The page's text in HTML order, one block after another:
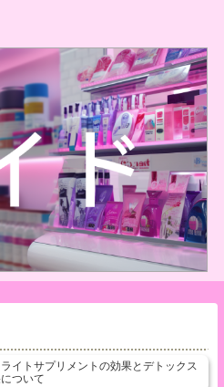
イトサプリメントの効果とデトックス
ついて